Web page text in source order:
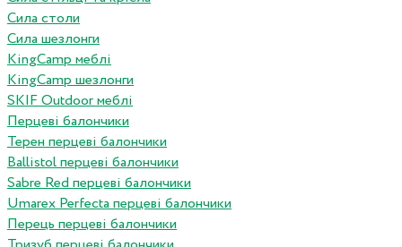
Сила столи
Сила шезлонги
KingCamp меблі
KingCamp шезлонги
SKIF Outdoor меблі
Перцеві балончики
Терен перцеві балончики
Ballistol перцеві балончики
Sabre Red перцеві балончики
Umarex Perfecta перцеві балончики
Перець перцеві балончики